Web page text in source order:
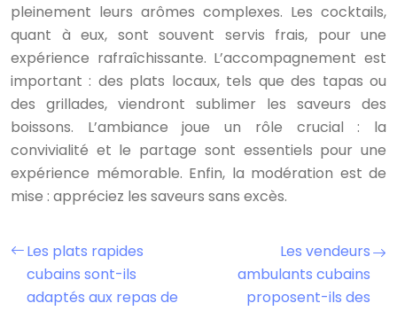
pleinement leurs arômes complexes. Les cocktails,
quant à eux, sont souvent servis frais, pour une
expérience rafraîchissante. L’accompagnement est
important : des plats locaux, tels que des tapas ou
des grillades, viendront sublimer les saveurs des
boissons. L’ambiance joue un rôle crucial : la
convivialité et le partage sont essentiels pour une
expérience mémorable. Enfin, la modération est de
mise : appréciez les saveurs sans excès.
Les plats rapides
cubains sont-ils
adaptés aux repas de
Les vendeurs
ambulants cubains
proposent-ils des